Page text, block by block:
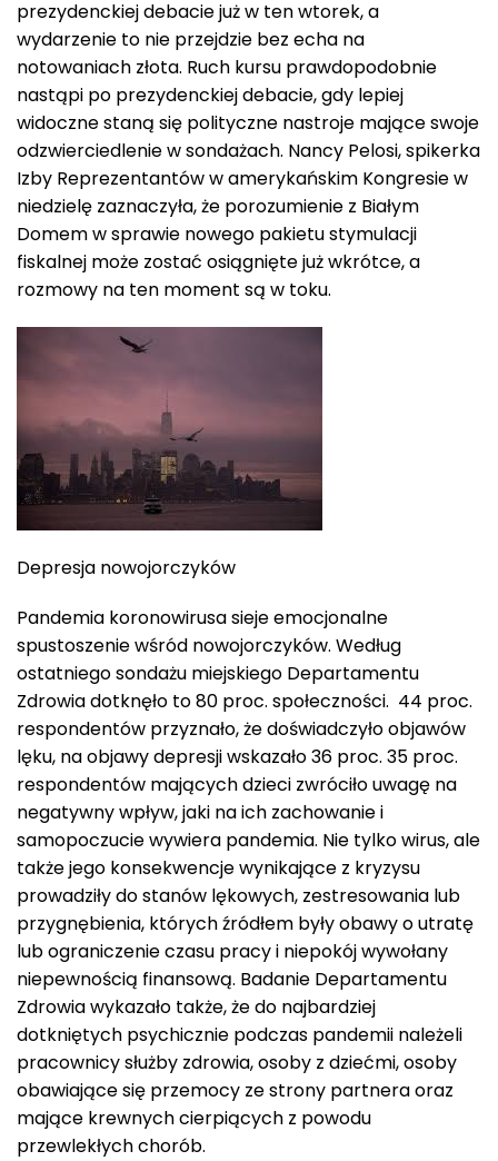
prezydenckiej debacie już w ten wtorek, a
wydarzenie to nie przejdzie bez echa na
notowaniach złota. Ruch kursu prawdopodobnie
nastąpi po prezydenckiej debacie, gdy lepiej
widoczne staną się polityczne nastroje mające swoje
odzwierciedlenie w sondażach. Nancy Pelosi, spikerka
Izby Reprezentantów w amerykańskim Kongresie w
niedzielę zaznaczyła, że porozumienie z Białym
Domem w sprawie nowego pakietu stymulacji
fiskalnej może zostać osiągnięte już wkrótce, a
rozmowy na ten moment są w toku.
Depresja nowojorczyków
Pandemia koronowirusa sieje emocjonalne
spustoszenie wśród nowojorczyków. Według
ostatniego sondażu miejskiego Departamentu
Zdrowia dotknęło to 80 proc. społeczności. 44 proc.
respondentów przyznało, że doświadczyło objawów
lęku, na objawy depresji wskazało 36 proc. 35 proc.
respondentów mających dzieci zwróciło uwagę na
negatywny wpływ, jaki na ich zachowanie i
samopoczucie wywiera pandemia. Nie tylko wirus, ale
także jego konsekwencje wynikające z kryzysu
prowadziły do stanów lękowych, zestresowania lub
przygnębienia, których źródłem były obawy o utratę
lub ograniczenie czasu pracy i niepokój wywołany
niepewnością finansową. Badanie Departamentu
Zdrowia wykazało także, że do najbardziej
dotkniętych psychicznie podczas pandemii należeli
pracownicy służby zdrowia, osoby z dziećmi, osoby
obawiające się przemocy ze strony partnera oraz
mające krewnych cierpiących z powodu
przewlekłych chorób.